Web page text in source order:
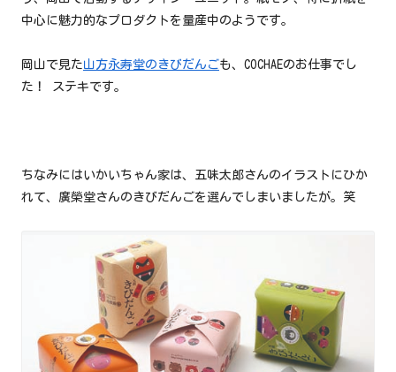
中心に魅力的なプロダクトを量産中のようです。
岡山で見た山方永寿堂のきびだんごも、COCHAEのお仕事でし
た！ ステキです。
ちなみにはいかいちゃん家は、五味太郎さんのイラストにひか
れて、廣榮堂さんのきびだんごを選んでしまいましたが。笑